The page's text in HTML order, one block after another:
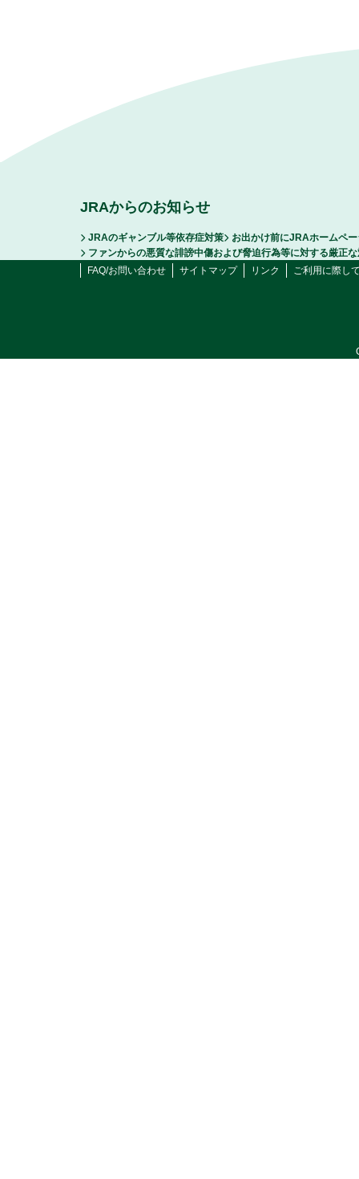
JRAからのお知らせ
JRAのギャンブル等依存症対策
お出かけ前にJRAホームペ
ファンからの悪質な誹謗中傷および脅迫行為等に対する厳正
FAQ/お問い合わせ
サイトマップ リンク ご利用に際し